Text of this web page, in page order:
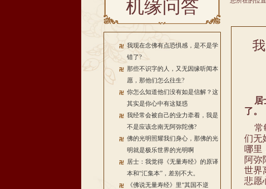
机缘问答
我现在念佛有点恐惧感，是不是学
错了?
那些不识字的人，又无因缘听闻本
愿，那他们怎么往生?
你怎么知道他们没有如是信解？这
其实是你心中有这疑惑
我经常会被自己的业力牵着，我是
不是应该念南无阿弥陀佛?
佛的光明照耀我们身心，那佛的光
明就是极乐世界的光明啊
居士：我觉得《无量寿经》的原译
本和“汇集本”，差别不大。
《佛说无量寿经》里“其国不逆
居
了。
常
们无
哪里
阿弥
世界
悲愿